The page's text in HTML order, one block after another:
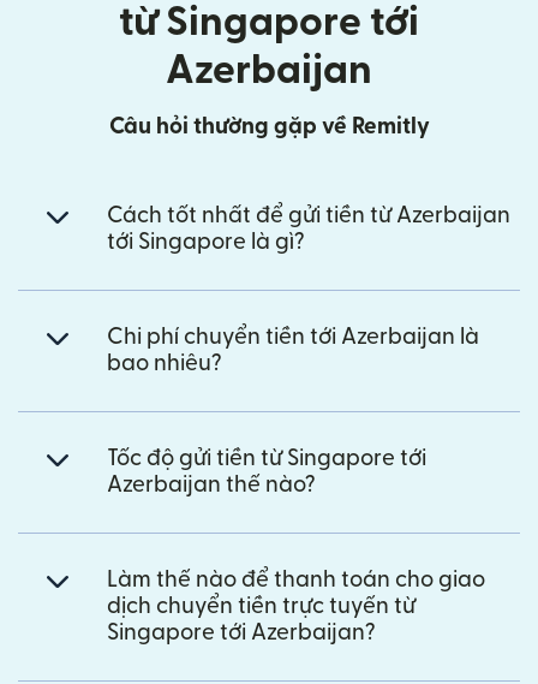
từ Singapore tới
Azerbaijan
Câu hỏi thường gặp về Remitly
Cách tốt nhất để gửi tiền từ Azerbaijan
tới Singapore là gì?
Chi phí chuyển tiền tới Azerbaijan là
bao nhiêu?
Tốc độ gửi tiền từ Singapore tới
Azerbaijan thế nào?
Làm thế nào để thanh toán cho giao
dịch chuyển tiền trực tuyến từ
Singapore tới Azerbaijan?